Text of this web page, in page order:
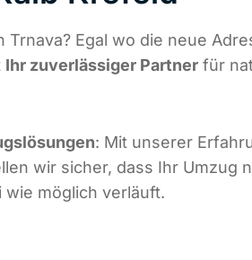
Trnava? Egal wo die neue
Ihr zuverlässiger Partner für
: Mit unserer
wir sicher, dass Ihr Umzug
möglich verläuft.